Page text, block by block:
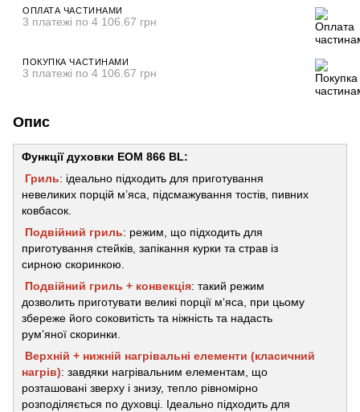
ОПЛАТА ЧАСТИНАМИ
3 платежі по 4 106.67 грн
ПОКУПКА ЧАСТИНАМИ
3 платежі по 4 106.67 грн
Опис
Функції духовки EOM 866 BL:
Гриль: ідеально підходить для приготування
невеликих порцій м’яса, підсмажування тостів, пивних
ковбасок.
Подвійний гриль: режим, що підходить для
приготування стейків, запікання курки та страв із
сирною скоринкою.
Подвійний гриль + конвекція: такий режим
дозволить приготувати великі порції м‘яса, при цьому
збереже його соковитість та ніжність та надасть
рум’яної скоринки.
Верхній + нижній нагрівальні елементи (класичний
нагрів): завдяки нагрівальним елементам, що
розташовані зверху і знизу, тепло рівномірно
розподіляється по духовці. Ідеально підходить для